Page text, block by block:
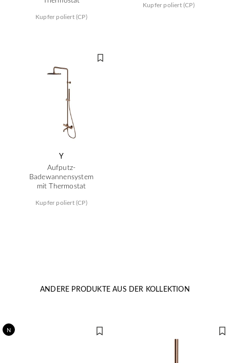
Kupfer poliert (CP)
Kupfer poliert (CP)
Y
Aufputz-
Badewannensystem
mit Thermostat
Kupfer poliert (CP)
ANDERE PRODUKTE AUS DER KOLLEKTION
N